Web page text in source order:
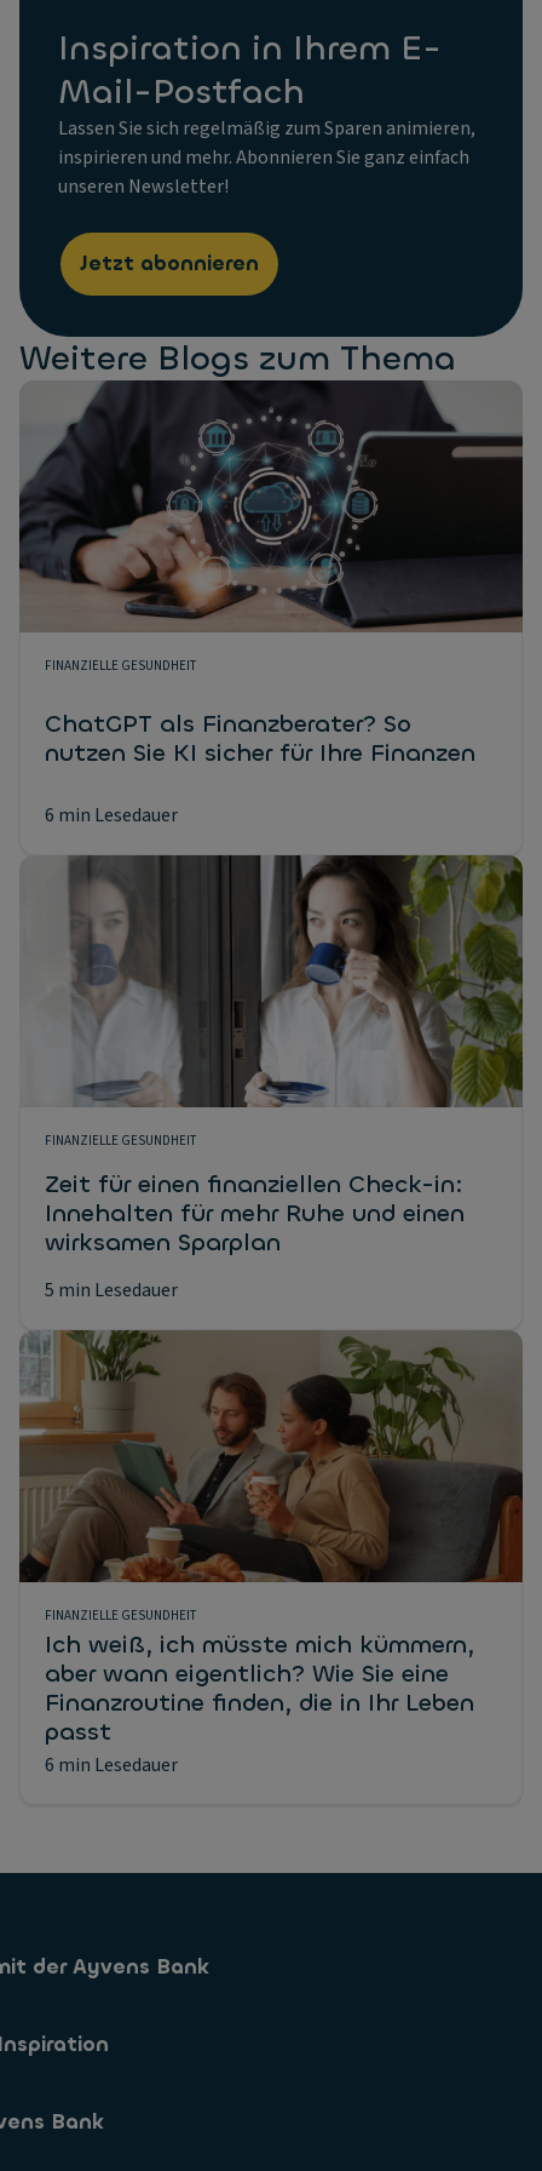
Inspiration in Ihrem E-
Mail-Postfach
Lassen Sie sich regelmäßig zum Sparen animieren,
inspirieren und mehr. Abonnieren Sie ganz einfach
unseren Newsletter!
Jetzt abonnieren
Weitere Blogs zum Thema
FINANZIELLE GESUNDHEIT
ChatGPT als Finanzberater? So
nutzen Sie KI sicher für Ihre Finanzen
6 min Lesedauer
FINANZIELLE GESUNDHEIT
Zeit für einen finanziellen Check-in:
Innehalten für mehr Ruhe und einen
wirksamen Sparplan
5 min Lesedauer
FINANZIELLE GESUNDHEIT
Ich weiß, ich müsste mich kümmern,
aber wann eigentlich? Wie Sie eine
Finanzroutine finden, die in Ihr Leben
passt
6 min Lesedauer
der Ayvens Bank
Bank